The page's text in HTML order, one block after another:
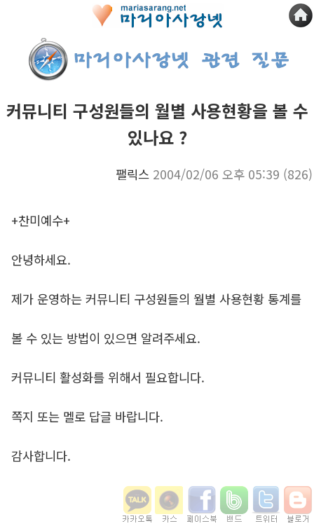
커뮤니티 구성원들의 월별 사용현황을 볼 수
있나요 ?
팰릭스 2004/02/06 오후 05:39 (826)
+찬미예수+
안녕하세요.
제가 운영하는 커뮤니티 구성원들의 월별 사용현황 통계를
볼 수 있는 방법이 있으면 알려주세요.
커뮤니티 활성화를 위해서 필요합니다.
쪽지 또는 멜로 답글 바랍니다.
감사합니다.